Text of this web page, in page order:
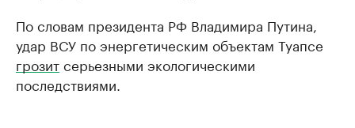
По словам президента РФ Владимира Путина,
удар ВСУ по энергетическим объектам Туапсе
грозитсерьезными экологическими
последствиями.